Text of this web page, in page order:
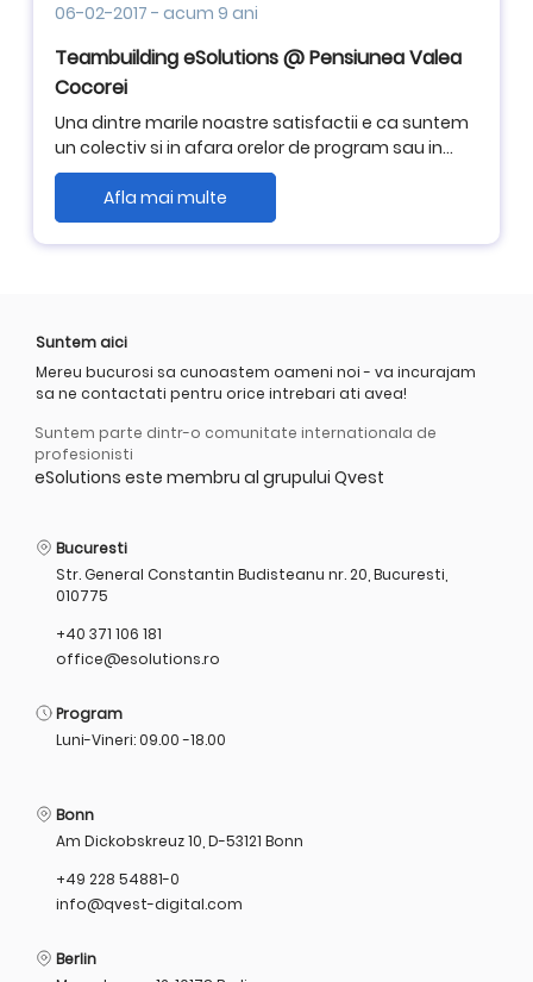
06-02-2017 - acum 9 ani
Teambuilding eSolutions @ Pensiunea Valea
Cocorei
Una dintre marile noastre satisfactii e ca suntem
un colectiv si in afara orelor de program sau in
weekenduri.
Afla mai multe
Suntem aici
Mereu bucurosi sa cunoastem oameni noi - va incurajam
sa ne contactati pentru orice intrebari ati avea!
Suntem parte dintr-o comunitate internationala de
profesionisti
eSolutions este membru al grupului Qvest
Bucuresti
Str. General Constantin Budisteanu nr. 20, Bucuresti,
010775
+40 371 106 181
office@esolutions.ro
Program
Luni-Vineri: 09.00 -18.00
Bonn
Am Dickobskreuz 10, D-53121 Bonn
+49 228 54881-0
info@qvest-digital.com
Berlin